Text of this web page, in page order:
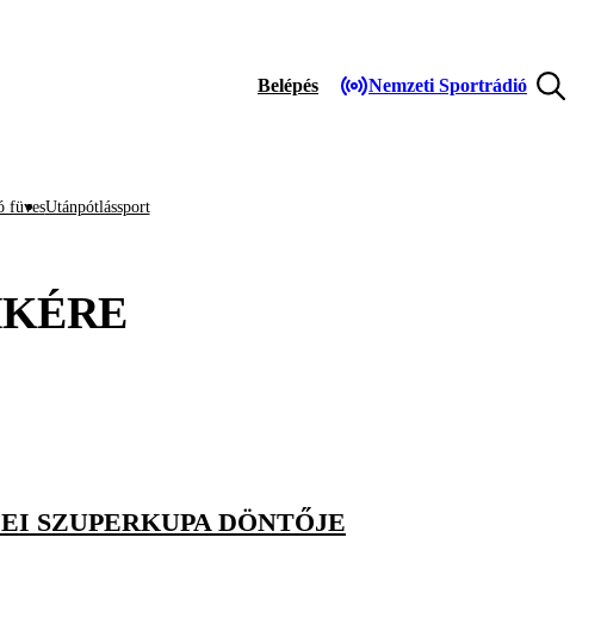
Belépés Nemzeti Sportrádió
füvesUtánpótlássport
SZUPERKUPA DÖNTŐJE